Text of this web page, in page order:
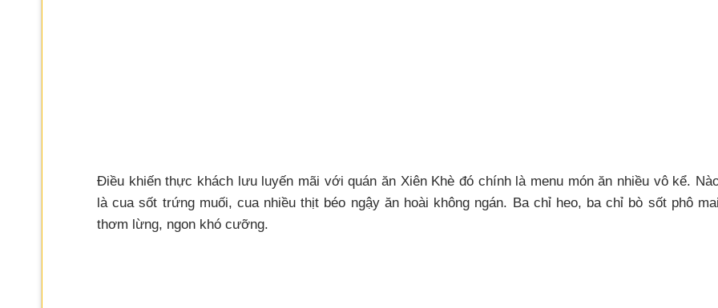
Điều khiến thực khách lưu luyến mãi với quán ăn Xiên Khè đó chính là menu món ăn nhiều vô kể.
là cua sốt trứng muối, cua nhiều thịt béo ngậy ăn hoài không ngán. Ba chỉ heo, ba chỉ bò sốt phô
thơm lừng, ngon khó cưỡng.